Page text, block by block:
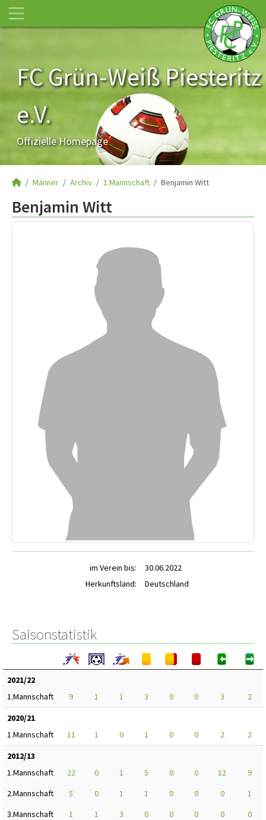
FC Grün-Weiß Piesteritz
e.V.
Offizielle Homepage
Männer Archiv 1.Mannschaft Benjamin Witt
Benjamin Witt
im Verein bis:
30.06.2022
Herkunftsland:
Deutschland
Saisonstatistik
2021/22
1.Mannschaft
9 1 1 3 0 0 3
2
2020/21
1.Mannschaft
11 1 0 1 0 0 2
2
2012/13
1.Mannschaft
22 0 1 5 0 0 12
9
2.Mannschaft
5 0 1 1 0 0 0
1
3.Mannschaft
1 1 3 0 0 0 0
0